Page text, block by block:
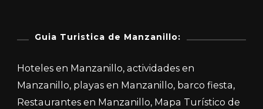
Guia Turistica de Manzanillo:
Hoteles en Manzanillo, actividades en
Manzanillo, playas en Manzanillo, barco fiesta,
Restaurantes en Manzanillo, Mapa Turístico de